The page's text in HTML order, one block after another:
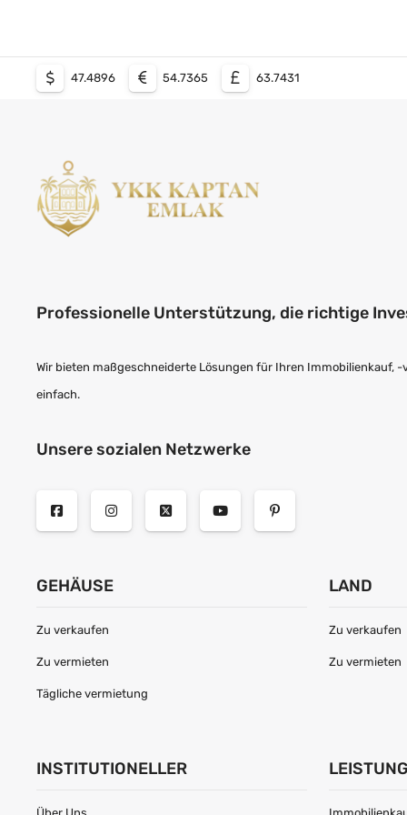
47.4896 54.7365 63.7431
Professionelle Unterstützung, die richtige
Wir bieten maßgeschneiderte Lösungen für Ihren Immobilienkauf,
einfach.
Unsere sozialen Netzwerke
GEHÄUSE
Zu verkaufen
Zu vermieten
Tägliche vermietung
LAND
Zu verkaufen
Zu vermieten
INSTITUTIONELLER